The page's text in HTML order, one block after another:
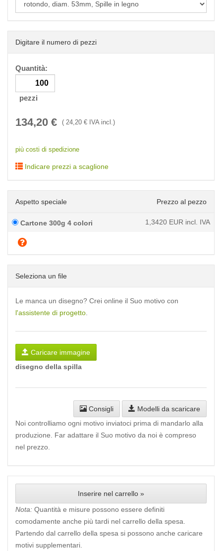
Digitare il numero di pezzi
Quantità:
pezzi
134,20 € ( 24,20 € IVA incl.)
più costi di spedizione
Indicare prezzi a scaglione
Aspetto speciale Prezzo al pezzo
Cartone 300g 4 colori 1,3420 EUR incl. IVA
Seleziona un file
Le manca un disegno? Crei online il Suo motivo con
l'assistente di progetto
Caricare immagine
disegno della spilla
Consigli
Modelli da scaricare
Noi controlliamo ogni motivo inviatoci prima di mandarlo alla
produzione. Far adattare il Suo motivo da noi è compreso
nel prezzo.
Inserire nel carrello »
Nota: Quantità e misure possono essere definiti
comodamente anche più tardi nel carrello della spesa.
Partendo dal carrello della spesa si possono anche caricare
motivi supplementari.